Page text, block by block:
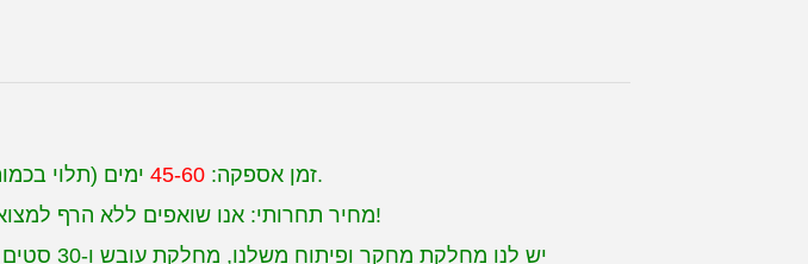
2. זמן אספקה: 45-60
ימים (תלוי בכמות) עם קבלת המקדמה. אבל הזמן המדויק הוא בהתאם למצב בפועל.
3. מחיר תחרותי: אנו שואפים ללא הרף למצוא דרכים להפחית את עלויות הייצור שלנו, ולהעביר את החיסכון אליך!